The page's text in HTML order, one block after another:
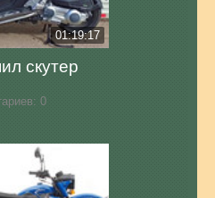
01:19:17
скутер
0